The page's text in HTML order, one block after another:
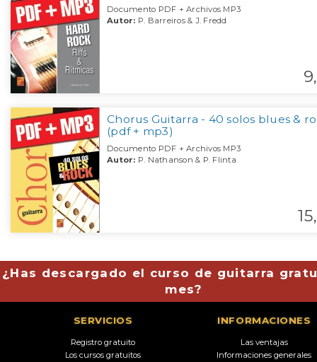
Documento PDF + Archivos MP3
Autor: P. Barreiros & J. Fredd
9,
Chorus Guitarra - 40 solos blues &
(pdf + mp3)
Documento PDF + Archivos MP3
Autor: P. Nathanson & P. Flinta
15,
¿Has descargado el curso de guitarra
mes?
SERVICIOS
Registro gratuito
Los cursos gratuitos
INFORMACIONES
Las ventajas
Informaciones generales